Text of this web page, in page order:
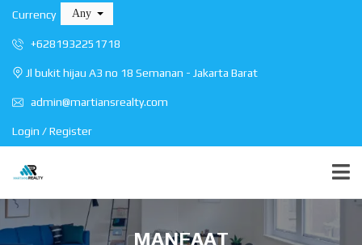
Currency Any
+6281932251718
Jl bukit hijau A3 no 18 Semanan - Jakarta Barat
admin@martiansrealty.com
Login / Register
MANFAAT